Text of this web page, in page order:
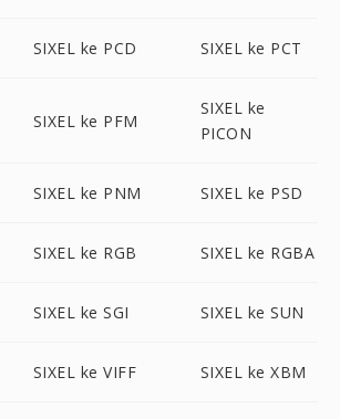
SIXEL ke PCD SIXEL ke PCT
SIXEL ke PFM
SIXEL ke
PICON
SIXEL ke PNM SIXEL ke PSD
SIXEL ke RGB SIXEL ke RGBA
SIXEL ke SGI SIXEL ke SUN
SIXEL ke VIFF SIXEL ke XBM